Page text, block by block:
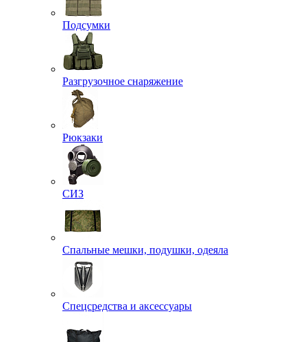
Подсумки
Разгрузочное снаряжение
Рюкзаки
СИЗ
Спальные мешки, подушки, одеяла
Спецсредства и аксессуары